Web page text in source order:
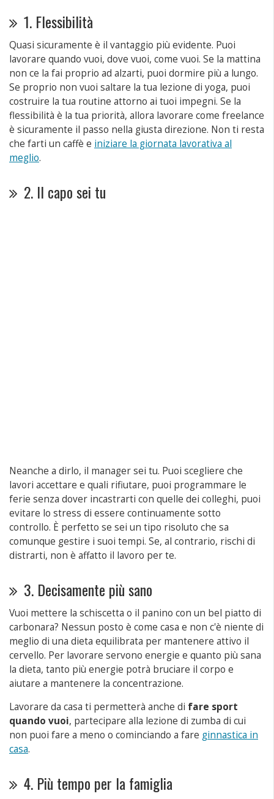
1. Flessibilità
Quasi sicuramente è il vantaggio più evidente. Puoi
lavorare quando vuoi, dove vuoi, come vuoi. Se la mattina
non ce la fai proprio ad alzarti, puoi dormire più a lungo.
Se proprio non vuoi saltare la tua lezione di yoga, puoi
costruire la tua routine attorno ai tuoi impegni. Se la
flessibilità è la tua priorità, allora lavorare come freelance
è sicuramente il passo nella giusta direzione. Non ti resta
che farti un caffè e iniziare la giornata lavorativa al
meglio.
2. Il capo sei tu
Neanche a dirlo, il manager sei tu. Puoi scegliere che
lavori accettare e quali rifiutare, puoi programmare le
ferie senza dover incastrarti con quelle dei colleghi, puoi
evitare lo stress di essere continuamente sotto
controllo. È perfetto se sei un tipo risoluto che sa
comunque gestire i suoi tempi. Se, al contrario, rischi di
distrarti, non è affatto il lavoro per te.
3. Decisamente più sano
Vuoi mettere la schiscetta o il panino con un bel piatto di
carbonara? Nessun posto è come casa e non c'è niente di
meglio di una dieta equilibrata per mantenere attivo il
cervello. Per lavorare servono energie e quanto più sana
la dieta, tanto più energie potrà bruciare il corpo e
aiutare a mantenere la concentrazione.
Lavorare da casa ti permetterà anche di fare sport
quando vuoi, partecipare alla lezione di zumba di cui
non puoi fare a meno o cominciando a fare ginnastica in
casa.
4. Più tempo per la famiglia